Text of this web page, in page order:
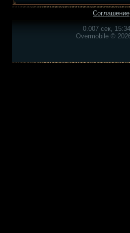
Соглашение
0.007 сек,
Overmobile ©